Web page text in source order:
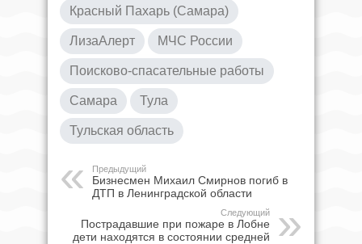
Красный Пахарь (Самара)
ЛизаАлерт МЧС России
Поисково-спасательные работы
Самара Тула
Тульская область
Предыдущий
Бизнесмен Михаил Смирнов погиб в
ДТП в Ленинградской области
Следующий
Пострадавшие при пожаре в Лобне
дети находятся в состоянии средней